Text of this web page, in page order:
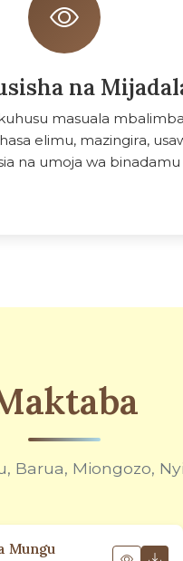
na
masuala
elimu, mazingira,
na umoja wa binadamu
Barua, Miongozo,
Mungu